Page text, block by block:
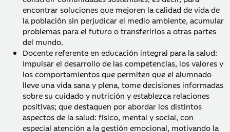
encontrar soluciones que mejoren la calidad de vida de
la población sin perjudicar el medio ambiente, acumular
problemas para el futuro o transferirlos a otras partes
del mundo.
Docente referente en educación integral para la salud:
Impulsar el desarrollo de las competencias, los valores y
los comportamientos que permiten que el alumnado
lleve una vida sana y plena, tome decisiones informadas
sobre su cuidado y nutrición y establezca relaciones
positivas; que destaquen por abordar los distintos
aspectos de la salud: físico, mental y social, con
especial atención a la gestión emocional, motivando la